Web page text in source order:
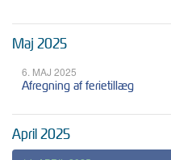
Maj 2025
6. MAJ 2025
Afregning af ferietillæg
April 2025